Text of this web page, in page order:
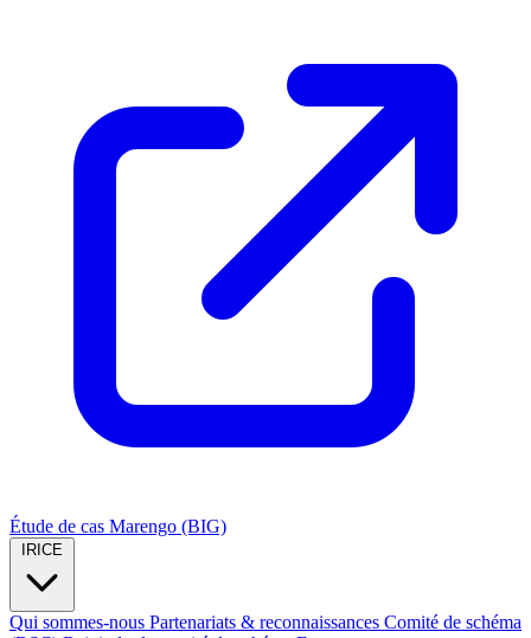
Étude de cas Marengo (BIG)
IRICE
Qui sommes-nous Partenariats & reconnaissances Comité de schéma